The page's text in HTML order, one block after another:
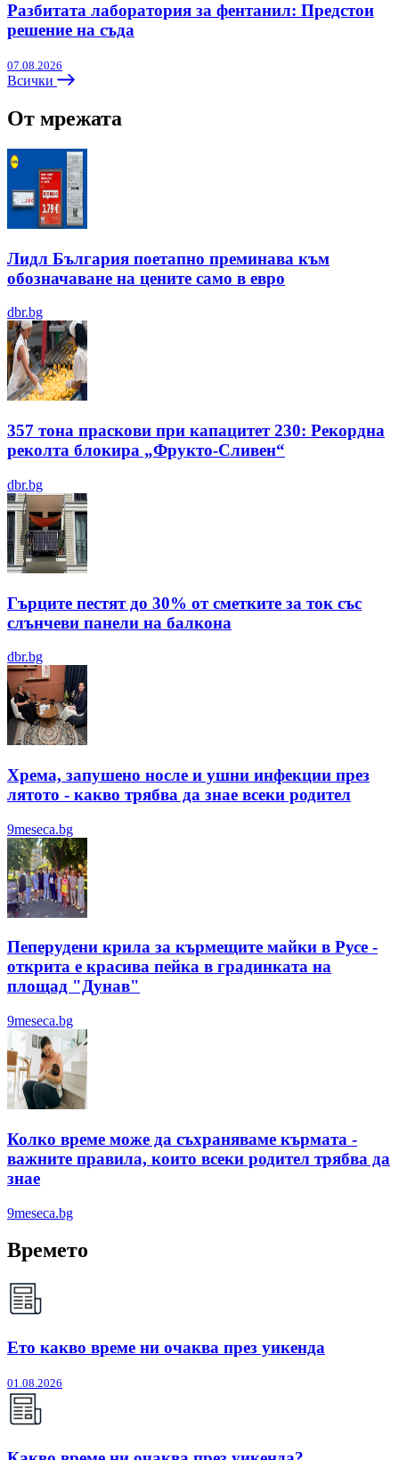
Разбитата лаборатория за фентанил: Предстои
решение на съда
07.08.2026
Всички
От мрежата
Лидл България поетапно преминава към
обозначаване на цените само в евро
dbr.bg
357 тона праскови при капацитет 230: Рекордна
реколта блокира „Фрукто-Сливен“
dbr.bg
Гърците пестят до 30% от сметките за ток със
слънчеви панели на балкона
dbr.bg
Хрема, запушено носле и ушни инфекции през
лятотo - какво трябва да знае всеки родител
9meseca.bg
Пеперудени крила за кърмещите майки в Русе -
открита е красива пейка в градинката на
площад "Дунав"
9meseca.bg
Колко време може да съхраняваме кърмата -
важните правила, които всеки родител трябва да
знае
9meseca.bg
Времето
Ето какво време ни очаква през уикенда
01.08.2026